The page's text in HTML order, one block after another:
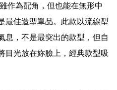
作為配角，但也能在無形中
最佳造型單品。此款以流線型
息，不是最突出的款型，但自
目光放在妳臉上，經典款型吸